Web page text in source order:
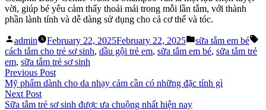
vời, giúp bé yêu cảm thấy thoải mái trong mỗi lần tắm, với thành
phần lành tính và dễ dàng sử dụng cho cả cơ thể và tóc.
Posted
by
admin February 22, 2025February 22, 2025
Posted
in
sữa tắm em bé
cách tắm cho trẻ sơ sinh, dầu gội trẻ em, sữa tắm em bé, sữa tắm trẻ
em, sữa tắm trẻ sơ sinh
Post
navigation
Previous PostPrevious
post:
Mỹ phẩm dành cho da nhạy cảm cần có những đặc tính gì
Next PostNext
post:
Sữa tắm trẻ sơ sinh được ưa chuộng nhất hiện nay